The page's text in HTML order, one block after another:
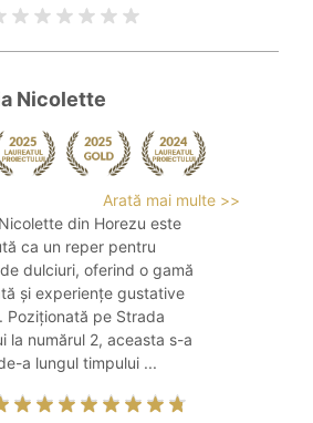
Nicolette
Arată mai multe >>
din Horezu este
ca un reper pentru
dulciuri, oferind o gamă
și experiențe gustative
Poziționată pe Strada
la numărul 2, aceasta s-a
a lungul timpului ...